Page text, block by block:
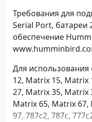
Требования для
Serial Port, батареи
обеспечение
Для
12, Matrix 15,
27, Matrix 35, Matrix
Matrix 65, Matrix 67,
97, 787c2, 787c,